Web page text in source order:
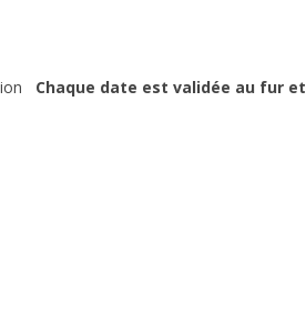
Chaque date est validée au fur et